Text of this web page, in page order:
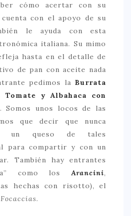
cómo acertar con su
cuenta con el apoyo de su
le ayuda con esta
italiana. Su mimo
hasta en el detalle de
de pan con aceite nada
pedimos la Burrata
y Albahaca con
. Somos unos locos de las
que decir que nunca
un queso de tales
para compartir y con un
También hay entrantes
como losArancini,
hechas con risotto), el
Focaccias.